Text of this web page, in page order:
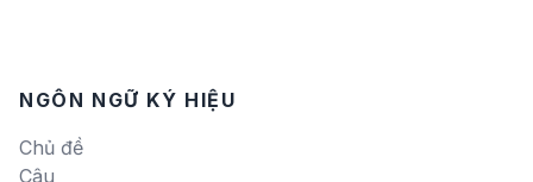
NGÔN NGỮ KÝ HIỆU
Chủ đề
Câu